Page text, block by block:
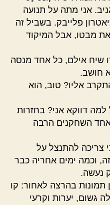
אני מתה על תנועה
פלייבק. בשביל זה
מבטו, אבל המיקוד
שיח אילם, כל אחד מנסה
חושב.
אליו? טוב, הוא
דווקא אני? בחזרות
אחד השחקנים הרבה
צריכה להתנצל על
וכמה ימים אחריה כבר
נעשה.
בהרצה לאחור: קו
גשום, יערות וקרעי